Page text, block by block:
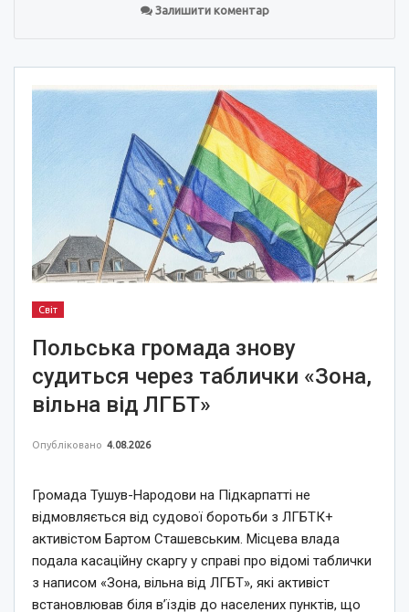
Залишити коментар
Світ
Польська громада знову
судиться через таблички «Зона,
вільна від ЛГБТ»
Опубліковано 4.08.2026
Громада Тушув-Народови на Підкарпатті не
відмовляється від судової боротьби з ЛГБТК+
активістом Бартом Сташевським. Місцева влада
подала касаційну скаргу у справі про відомі таблички
з написом «Зона, вільна від ЛГБТ», які активіст
встановлював біля в’їздів до населених пунктів, що